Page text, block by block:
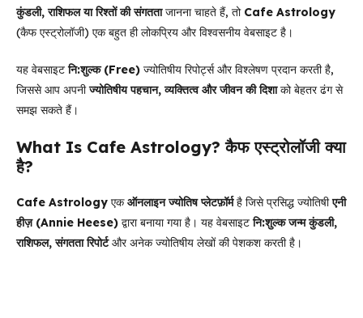
कुंडली, राशिफल या रिश्तों की संगतताजानना चाहते हैं, तो Cafe Astrology
(कैफ एस्ट्रोलॉजी) एक बहुत ही लोकप्रिय और विश्वसनीय वेबसाइट है।
यह वेबसाइटनि:शुल्क (Free) ज्योतिषीय रिपोर्ट्स और विश्लेषण प्रदान करती है,
जिससे आप अपनीज्योतिषीय पहचान, व्यक्तित्व और जीवन की दिशाको बेहतर ढंग से
समझ सकते हैं।
What Is Cafe Astrology? कैफ एस्ट्रोलॉजी क्या
है?
Cafe Astrology एकऑनलाइन ज्योतिष प्लेटफ़ॉर्महै जिसे प्रसिद्ध ज्योतिषीएनी
हीज़ (Annie Heese) द्वारा बनाया गया है। यह वेबसाइटनि:शुल्क जन्म कुंडली,
राशिफल, संगतता रिपोर्टऔर अनेक ज्योतिषीय लेखों की पेशकश करती है।